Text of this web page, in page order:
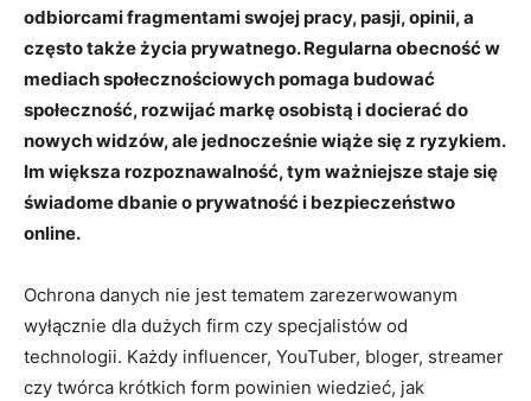
odbiorcami fragmentami swojej pracy, pasji, opinii, a
często także życia prywatnego. Regularna obecność w
mediach społecznościowych pomaga budować
społeczność, rozwijać markę osobistą i docierać do
nowych widzów, ale jednocześnie wiąże się z ryzykiem.
Im większa rozpoznawalność, tym ważniejsze staje się
świadome dbanie o prywatność i bezpieczeństwo
online.
Ochrona danych nie jest tematem zarezerwowanym
wyłącznie dla dużych firm czy specjalistów od
technologii. Każdy influencer, YouTuber, bloger, streamer
czy twórca krótkich form powinien wiedzieć, jak